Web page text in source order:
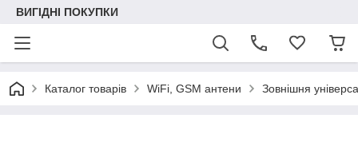
ВИГІДНІ ПОКУПКИ
Каталог товарів WiFi, GSM антени Зовнішня